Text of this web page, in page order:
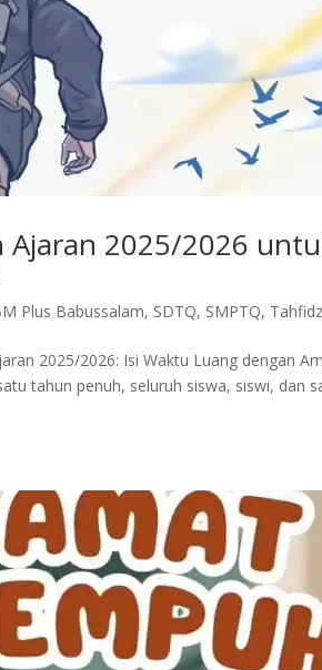
2025/2026
Plus Babussalam, SDTQ, SMPTQ, Tahfidz
2025/2026: Isi Waktu Luang dengan
tahun penuh, seluruh siswa, siswi, dan